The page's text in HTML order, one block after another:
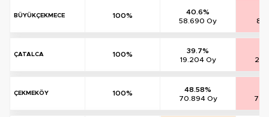
BÜYÜKÇEKMECE 100%
40.6%
58.690 Oy
ÇATALCA 100%
39.7%
19.204 Oy
ÇEKMEKÖY 100%
48.58%
70.894 Oy